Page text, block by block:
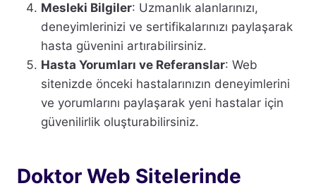
Mesleki Bilgiler: Uzmanlık alanlarınızı,
deneyimlerinizi ve sertifikalarınızı paylaşarak
hasta güvenini artırabilirsiniz.
Hasta Yorumları ve Referanslar: Web
sitenizde önceki hastalarınızın deneyimlerini
ve yorumlarını paylaşarak yeni hastalar için
güvenilirlik oluşturabilirsiniz.
Doktor Web Sitelerinde